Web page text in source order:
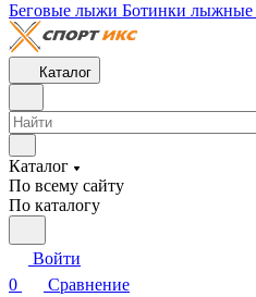
Беговые лыжи Ботинки лыжные
Каталог
Каталог
По всему сайту
По каталогу
Войти
0
Сравнение